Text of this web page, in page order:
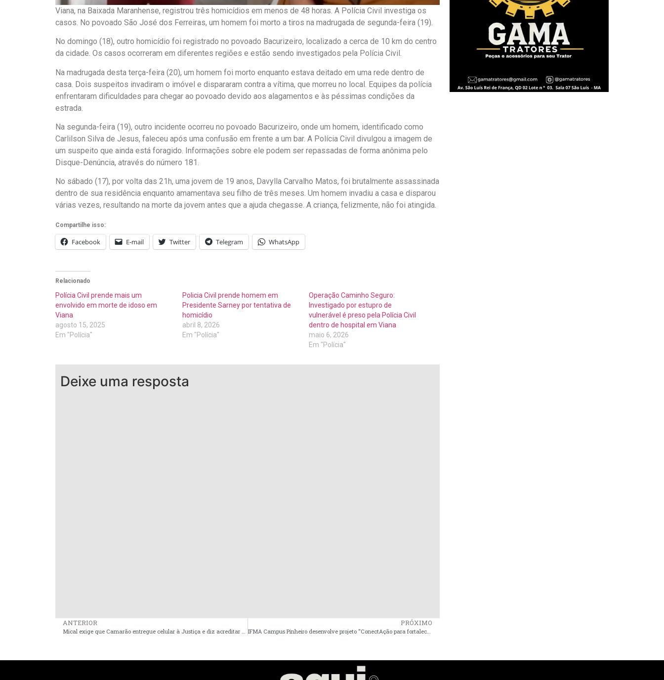
Viana, na Baixada Maranhense, registrou três homicídios em menos de 48 horas. A Polícia Civil investiga os
casos. No povoado São José dos Ferreiras, um homem foi morto a tiros na madrugada de segunda-feira (19).
No domingo (18), outro homicídio foi registrado no povoado Bacurizeiro, localizado a cerca de 10 km do centro
da cidade. Os casos ocorreram em diferentes regiões e estão sendo investigados pela Polícia Civil.
Na madrugada desta terça-feira (20), um homem foi morto enquanto estava deitado em uma rede dentro de
casa. Dois suspeitos invadiram o imóvel e dispararam contra a vítima, que morreu no local. Equipes da polícia
enfrentaram dificuldades para chegar ao povoado devido aos alagamentos e às péssimas condições da
estrada.
Na segunda-feira (19), outro incidente ocorreu no povoado Bacurizeiro, onde um homem, identificado como
Carlilson Silva de Jesus, faleceu após uma confusão em frente a um bar. A Polícia Civil divulgou a imagem de
um suspeito que ainda está foragido. Informações sobre ele podem ser repassadas de forma anônima pelo
Disque-Denúncia, através do número 181.
No sábado (17), por volta das 21h, uma jovem de 19 anos, Davylla Carvalho Matos, foi brutalmente assassinada
dentro de sua residência enquanto amamentava seu filho de três meses. Um homem invadiu a casa e disparou
várias vezes, resultando na morte da jovem antes que a ajuda chegasse. A criança, felizmente, não foi atingida.
Compartilhe isso:
Facebook E-mail Twitter Telegram WhatsApp
Relacionado
Polícia Civil prende mais um
envolvido em morte de idoso em
Viana
agosto 15, 2025
Em "Polícia"
Policia Civil prende homem em
Presidente Sarney por tentativa de
homicídio
abril 8, 2026
Em "Polícia"
Operação Caminho Seguro:
Investigado por estupro de
vulnerável é preso pela Polícia Civil
dentro de hospital em Viana
maio 6, 2026
Em "Polícia"
Deixe uma resposta
ANTERIOR PRÓXIMO
IFMA Campus Pinheiro desenvolve projeto “ConectAção para fortalecer produção de TCCs